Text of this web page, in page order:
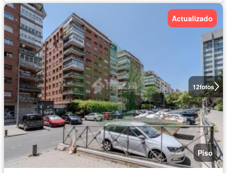
12fotos
Actualizado
Piso